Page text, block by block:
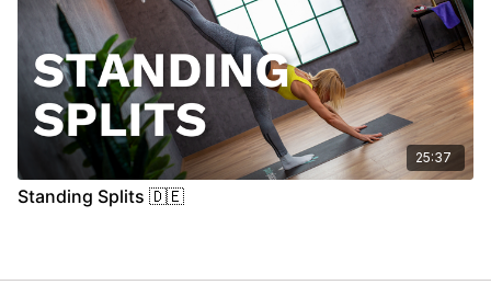
25:37
Standing Splits 🇩🇪